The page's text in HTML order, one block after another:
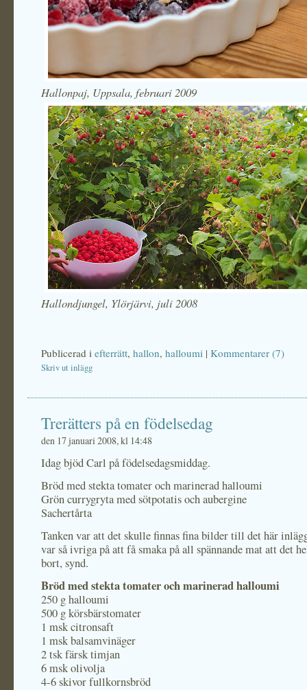
Hallonpaj, Uppsala, februari 2009
Hallondjungel, Ylörjärvi, juli 2008
Publicerad i efterrätt, hallon, halloumi | Kommentarer (7)
Skriv ut inlägg
Trerätters på en födelsedag
den 17 januari 2008, kl 14:48
Idag bjöd Carl på födelsedagsmiddag.
Bröd med stekta tomater och marinerad halloumi
Grön currygryta med sötpotatis och aubergine
Sachertårta
Tanken var att det skulle finnas fina bilder till det här
var så ivriga på att få smaka på all spännande mat att det
bort, synd.
Bröd med stekta tomater och marinerad halloumi
250 g halloumi
500 g körsbärstomater
1 msk citronsaft
1 msk balsamvinäger
2 tsk färsk timjan
6 msk olivolja
4-6 skivor fullkornsbröd